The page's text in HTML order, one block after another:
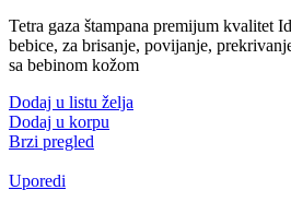
Tetra gaza štampana premijum kvalitet
bebice, za brisanje, povijanje,
sa bebinom kožom
Dodaj u listu želja
Dodaj u korpu
Brzi pregled
Uporedi